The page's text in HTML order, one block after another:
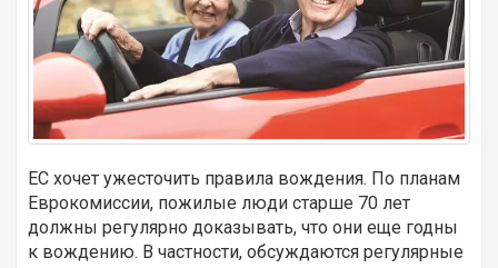
ЕС хочет ужесточить правила вождения. По планам
Еврокомиссии, пожилые люди старше 70 лет
должны регулярно доказывать, что они еще годны
к вождению. В частности, обсуждаются регулярные